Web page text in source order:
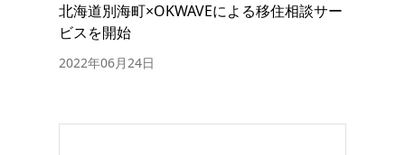
北海道別海町×OKWAVEによる移住相談サー
ビスを開始
2022年06月24日